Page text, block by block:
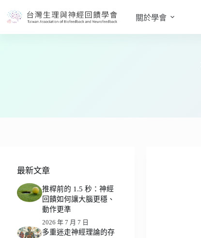
關於學會
最新文章
推桿前的 1.5 秒：神經
回饋如何讓大腦更穩、
動作更準
2026 年 7 月 7 日
多重迷走神經理論的存